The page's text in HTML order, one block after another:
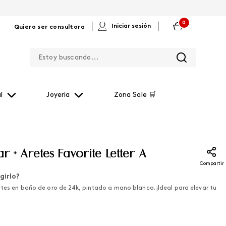
Quiero ser consultora Iniciar sesión
0
Joyería Zona Sale 🛒
+ Aretes Favorite Letter A
Compartir
en baño de oro de 24k, pintado a mano blanco. ¡Ideal para elevar tu